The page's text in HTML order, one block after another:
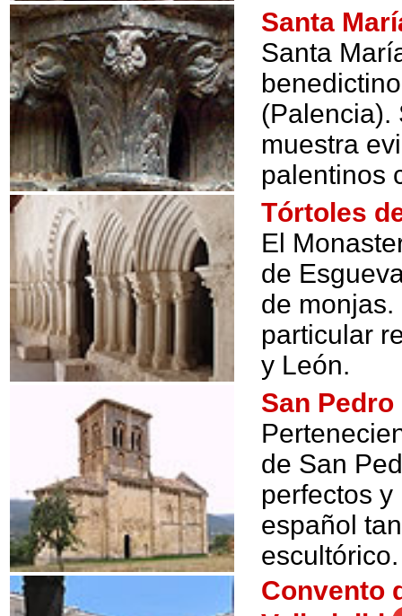
Santa
Santa
(Palencia).
muestra
palentinos
Tórtoles
El
de
de
particular
y León.
San
de San
perfectos
español
escultórico.
Convento